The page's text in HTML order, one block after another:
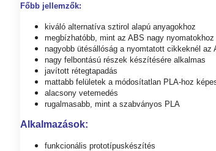
Főbb jellemzők:
kiváló alternatíva sztirol alapú anyagokhoz
megbízhatóbb, mint az ABS nagy nyomatokhoz
nagyobb ütésállóság a nyomtatott cikkeknél
nagy felbontású részek készítésére alkalmas
javított rétegtapadás
mattabb felületek a módosítatlan PLA-hoz
alacsony vetemedés
rugalmasabb, mint a szabványos PLA
Alkalmazások:
funkcionális prototípuskészítés